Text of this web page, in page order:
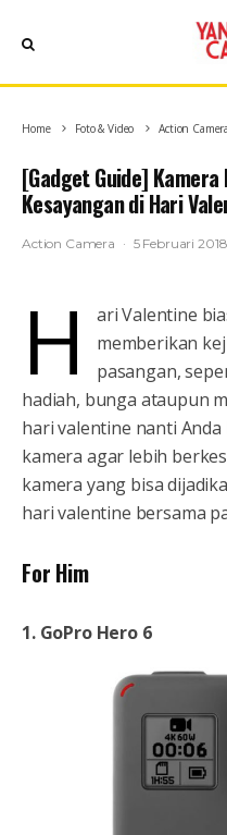
Home Foto & Video Action Camera
[Gadget Guide]
Kesayangan di Hari
Action Camera · 5 Februari 2018
H
ari Valentine
memberikan
pasangan,
hadiah, bunga ataupun
hari valentine nanti
kamera agar lebih
kamera yang bisa
hari valentine bersama
For Him
1. GoPro Hero 6